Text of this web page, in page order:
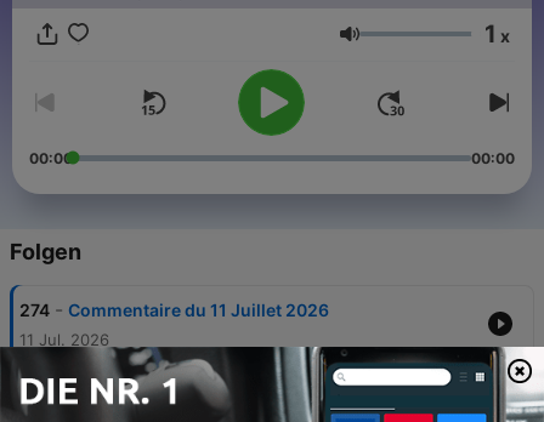
Lautstärke 1 x
00:00 00:00
Folgen
274 - Commentaire du 11 Juillet 2026
11 Jul. 2026
273
En route vers la présidentielle, avec Jérôme
Jaffré